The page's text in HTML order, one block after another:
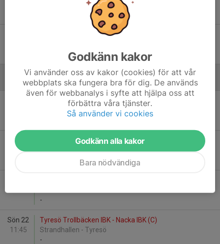
Strandhallen - Tyresö
FBI Tullinge - Tyresö Trollbäcken IBK
Mars - 2026
Tyresö Trollbäcken IBK - Högalids IF
Strandhallen - Tyresö
Lör 7
11:15
Tyresö Trollbäcken IBK - Hammarby IF IBF
Strandhallen - Tyresö
-
Sön 22
11:45
Tyresö Trollbäcken IBK - Nacka IBK (C)
Strandhallen - Tyresö
-
Godkänn kakor
Vi använder oss av kakor (cookies) för att vår
webbplats ska fungera bra för dig. De används
även för webbanalys i syfte att hjälpa oss att
förbättra våra tjänster.
Så använder vi cookies
Godkänn alla kakor
Bara nödvändiga